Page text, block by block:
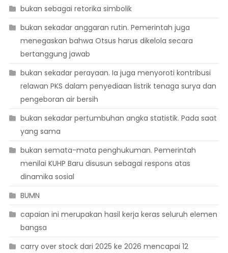
bukan sebagai retorika simbolik
bukan sekadar anggaran rutin. Pemerintah juga
menegaskan bahwa Otsus harus dikelola secara
bertanggung jawab
bukan sekadar perayaan. Ia juga menyoroti kontribusi
relawan PKS dalam penyediaan listrik tenaga surya dan
pengeboran air bersih
bukan sekadar pertumbuhan angka statistik. Pada saat
yang sama
bukan semata-mata penghukuman. Pemerintah
menilai KUHP Baru disusun sebagai respons atas
dinamika sosial
BUMN
capaian ini merupakan hasil kerja keras seluruh elemen
bangsa
carry over stock dari 2025 ke 2026 mencapai 12